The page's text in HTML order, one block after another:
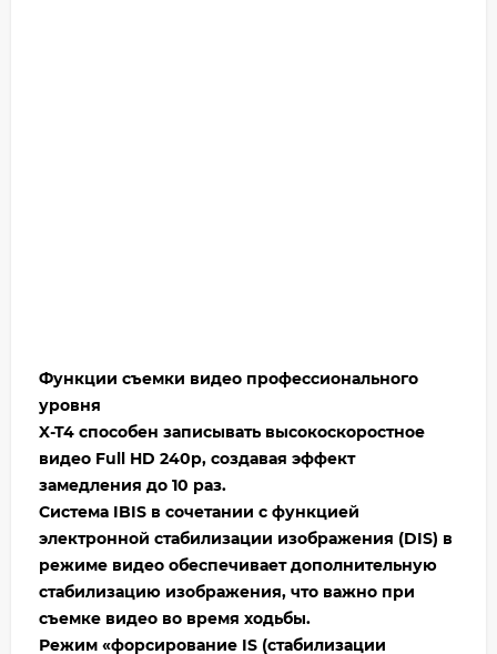
Функции съемки видео профессионального
уровня
X-T4 способен записывать высокоскоростное
видео Full HD 240p, создавая эффект
замедления до 10 раз.
Система IBIS в сочетании с функцией
электронной стабилизации изображения (DIS) в
режиме видео обеспечивает дополнительную
стабилизацию изображения, что важно при
съемке видео во время ходьбы.
Режим «форсирование IS (стабилизации